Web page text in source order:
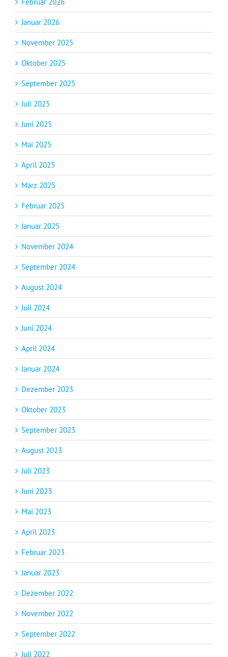
Januar 2026
November 2025
Oktober 2025
September 2025
Juli 2025
Juni 2025
Mai 2025
April 2025
März 2025
Februar 2025
Januar 2025
November 2024
September 2024
August 2024
Juli 2024
Juni 2024
April 2024
Januar 2024
Dezember 2023
Oktober 2023
September 2023
August 2023
Juli 2023
Juni 2023
Mai 2023
April 2023
Februar 2023
Januar 2023
Dezember 2022
November 2022
September 2022
Juli 2022